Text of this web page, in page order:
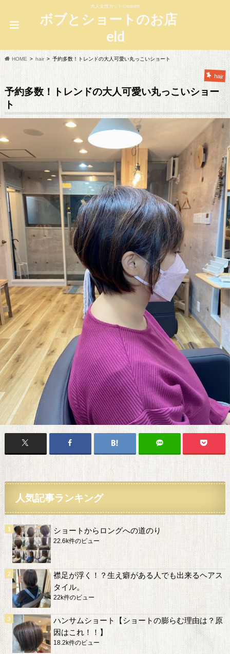
大人女性カットのexpert
ボブとショートのお店
eld
HOME hair 予約多数！トレンドの大人可愛い丸っこいショート
hair
予約多数！トレンドの大人可愛い丸っこいショー
ト
人気記事ランキング
ショートからロングへの道のり
22.6k件のビュー
襟足が浮く！？生え癖がある人でも出来るヘアス
タイル。
22k件のビュー
ハンサムショート【ショートの膨らむ理由は？原
因はこれ！！】
18.2k件のビュー